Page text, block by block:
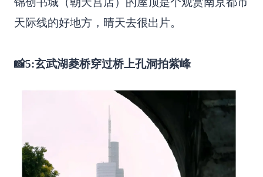
天际线的好地方，晴天去很出片。
📸5:玄武湖菱桥穿过桥上孔洞拍紫峰